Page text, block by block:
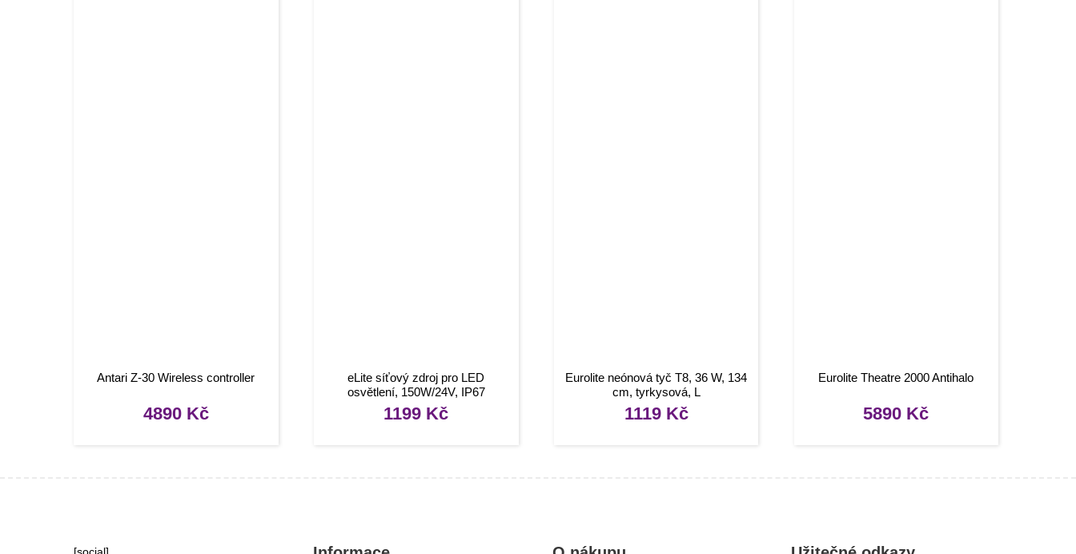
Antari Z-30 Wireless controller
4890 Kč
eLite síťový zdroj pro LED
osvětlení, 150W/24V, IP67
1199 Kč
Eurolite neónová tyč T8, 36 W, 134
cm, tyrkysová, L
1119 Kč
Eurolite Theatre 2000 Antihalo
5890 Kč